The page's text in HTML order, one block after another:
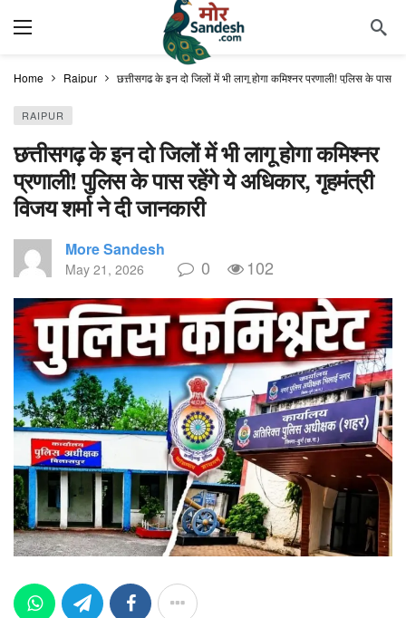
Home Raipur छत्तीसगढ़ के इन दो जिलों में भी लागू होगा कमिश्नर प्रणाली! पुलिस के पास
RAIPUR
छत्तीसगढ़ के इन दो जिलों में भी लागू होगा कमिश्नर
प्रणाली! पुलिस के पास रहेंगे ये अधिकार, गृहमंत्री
विजय शर्मा ने दी जानकारी
More Sandesh
May 21, 2026 0 102